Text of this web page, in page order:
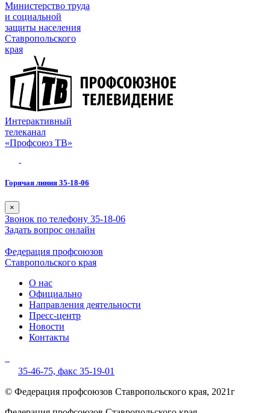
Министерство труда
и социальной
защиты населения
Ставропольского
края
Интерактивный
телеканал
«Профсоюз ТВ»
Горячая линия 35-18-06
×
Звонок по телефону 35-18-06
Задать вопрос онлайн
Федерация профсоюзов
Ставропольского края
О нас
Официально
Направления деятельности
Пресс-центр
Новости
Контакты
35-46-75, факс 35-19-01
© Федерация профсоюзов Ставропольского края, 2021г